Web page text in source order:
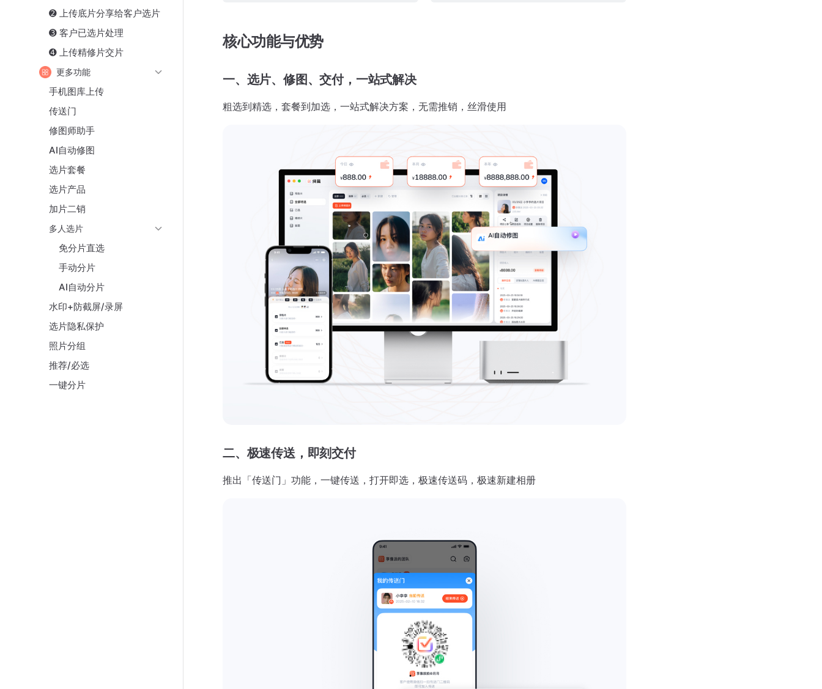
➋ 上传底片分享给客户选片
➌ 客户已选片处理
➍ 上传精修片交片
更多功能
手机图库上传
传送门
修图师助手
AI自动修图
选片套餐
选片产品
加片二销
多人选片
免分片直选
手动分片
AI自动分片
水印+防截屏/录屏
选片隐私保护
照片分组
推荐/必选
一键分片
核心功能与优势
一、选片、修图、交付，一站式解决
粗选到精选，套餐到加选，一站式解决方案，无需推销，丝滑使用
二、极速传送，即刻交付
推出「传送门」功能，一键传送，打开即选，极速传送码，极速新建相册